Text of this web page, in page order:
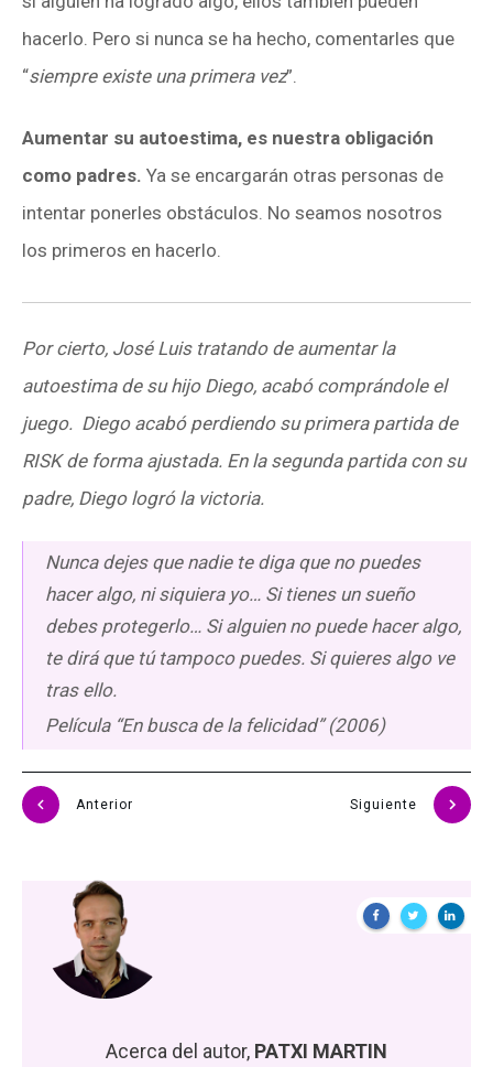
hacerlo. Pero si nunca se ha hecho, comentarles que
“siempre existe una primera vez”.
Aumentar su autoestima, es nuestra obligación
como padres. Ya se encargarán otras personas de
intentar ponerles obstáculos. No seamos nosotros
los primeros en hacerlo.
Por cierto, José Luis tratando de aumentar la
autoestima de su hijo Diego, acabó comprándole el
juego. Diego acabó perdiendo su primera partida de
RISK de forma ajustada. En la segunda partida con su
padre, Diego logró la victoria.
Nunca dejes que nadie te diga que no puedes
hacer algo, ni siquiera yo… Si tienes un sueño
debes protegerlo… Si alguien no puede hacer algo,
te dirá que tú tampoco puedes. Si quieres algo ve
tras ello.
Película “En busca de la felicidad” (2006)
Anterior Siguiente
Acerca del autor, PATXI MARTIN